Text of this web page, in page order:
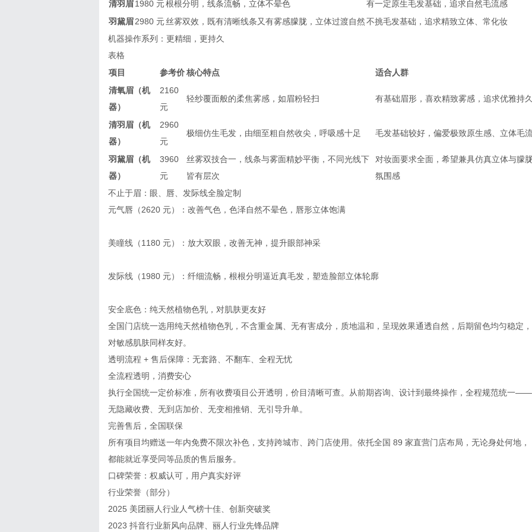
清羽眉1980 元根根分明，线条流畅，立体不晕色
有一定原生毛发基础，追求自然毛流感
羽黛眉2980 元丝雾双效，既有清晰线条又有雾感朦胧，立体过渡自然不挑毛发基础，追求精致立体、常化妆
机器操作系列：更精细，更持久
表格
项目
参考价核心特点
适合人群
清氧眉（机
器）
2160
元
轻纱覆面般的柔焦雾感，如眉粉轻扫 有基础眉形，喜欢精致雾感，追求优雅持久
清羽眉（机
器）
2960
元
极细仿生毛发，由细至粗自然收尖，呼吸感十足 毛发基础较好，偏爱极致原生感、立体毛
羽黛眉（机
器）
3960
元
丝雾双技合一，线条与雾面精妙平衡，不同光线下
皆有层次
对妆面要求全面，希望兼具仿真立体与朦
氛围感
不止于眉：眼、唇、发际线全脸定制
元气唇（2620 元）：改善气色，色泽自然不晕色，唇形立体饱满
美瞳线（1180 元）：放大双眼，改善无神，提升眼部神采
发际线（1980 元）：纤细流畅，根根分明逼近真毛发，塑造脸部立体轮廓
安全底色：纯天然植物色乳，对肌肤更友好
全国门店统一选用纯天然植物色乳，不含重金属、无有害成分，质地温和，呈现效果通透自然，后期留色均匀稳定，
对敏感肌肤同样友好。
透明流程 + 售后保障：无套路、不翻车、全程无忧
全流程透明，消费安心
执行全国统一定价标准，所有收费项目公开透明，价目清晰可查。从前期咨询、设计到最终操作，全程规范统一——
无隐藏收费、无到店加价、无变相推销、无引导升单。
完善售后，全国联保
所有项目均赠送一年内免费不限次补色，支持跨城市、跨门店使用。依托全国 89 家直营门店布局，无论身处何地，
都能就近享受同等品质的售后服务。
口碑荣誉：权威认可，用户真实好评
行业荣誉（部分）
2025 美团丽人行业人气榜十佳、创新突破奖
2023 抖音行业新风向品牌、丽人行业先锋品牌